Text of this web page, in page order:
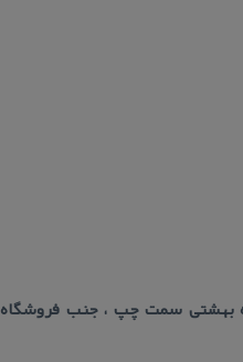
دیلمان ، از سمت گلسار ۵۰ متر بعد از چهارراه بهشتی سمت چپ ، جنب فروشگاه